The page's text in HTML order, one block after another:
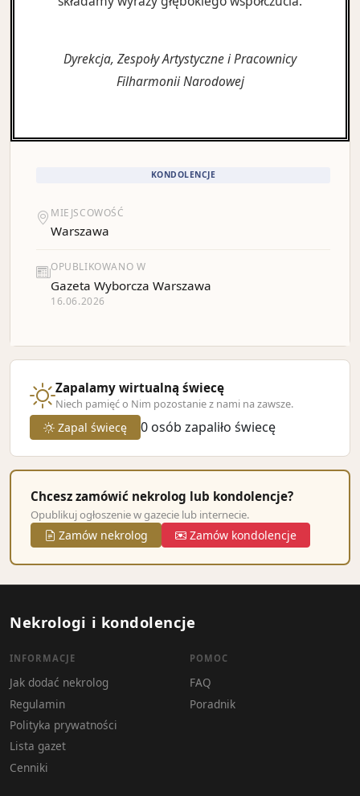
Dyrekcja, Zespoły Artystyczne i Pracownicy
Filharmonii Narodowej
KONDOLENCJE
MIEJSCOWOŚĆ
Warszawa
OPUBLIKOWANO W
Gazeta Wyborcza Warszawa
16.06.2026
Zapalamy wirtualną świecę
Niech pamięć o Nim pozostanie z nami na zawsze.
Zapal świecę 0 osób zapaliło świecę
Chcesz zamówić nekrolog lub kondolencje?
Opublikuj ogłoszenie w gazecie lub internecie.
Zamów nekrolog Zamów kondolencje
Nekrologi i kondolencje
INFORMACJE
Jak dodać nekrolog
Regulamin
Polityka prywatności
Lista gazet
Cenniki
POMOC
FAQ
Poradnik